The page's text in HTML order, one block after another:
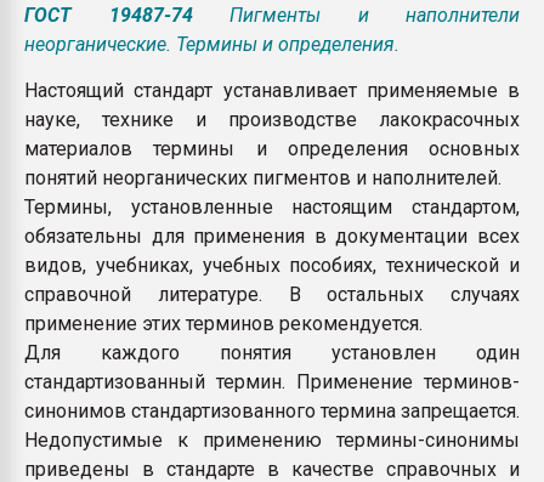
ГОСТ 19487-74Пигменты и наполнители
неорганические. Термины и определения.
Настоящий стандарт устанавливает применяемые в
науке, технике и производстве лакокрасочных
материалов термины и определения основных
понятий неорганических пигментов и наполнителей.
Термины, установленные настоящим стандартом,
обязательны для применения в документации всех
видов, учебниках, учебных пособиях, технической и
справочной литературе. В остальных случаях
применение этих терминов рекомендуется.
Для каждого понятия установлен один
стандартизованный термин. Применение терминов-
синонимов стандартизованного термина запрещается.
Недопустимые к применению термины-синонимы
приведены в стандарте в качестве справочных и